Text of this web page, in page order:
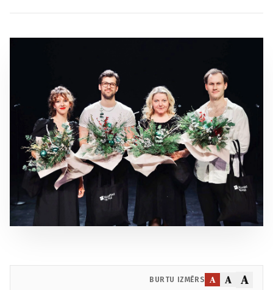
BURTU IZMĒRS A A A